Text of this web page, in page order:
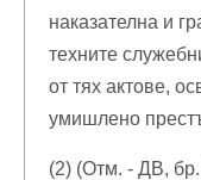
наказателна и
техните
от тях актове,
умишлено
(2) (Отм. - ДВ, бр.